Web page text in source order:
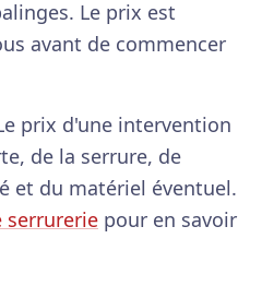
Le prix est
avant de commencer
prix d'une intervention
de la serrure, de
et du matériel éventuel.
serrurerie pour en savoir